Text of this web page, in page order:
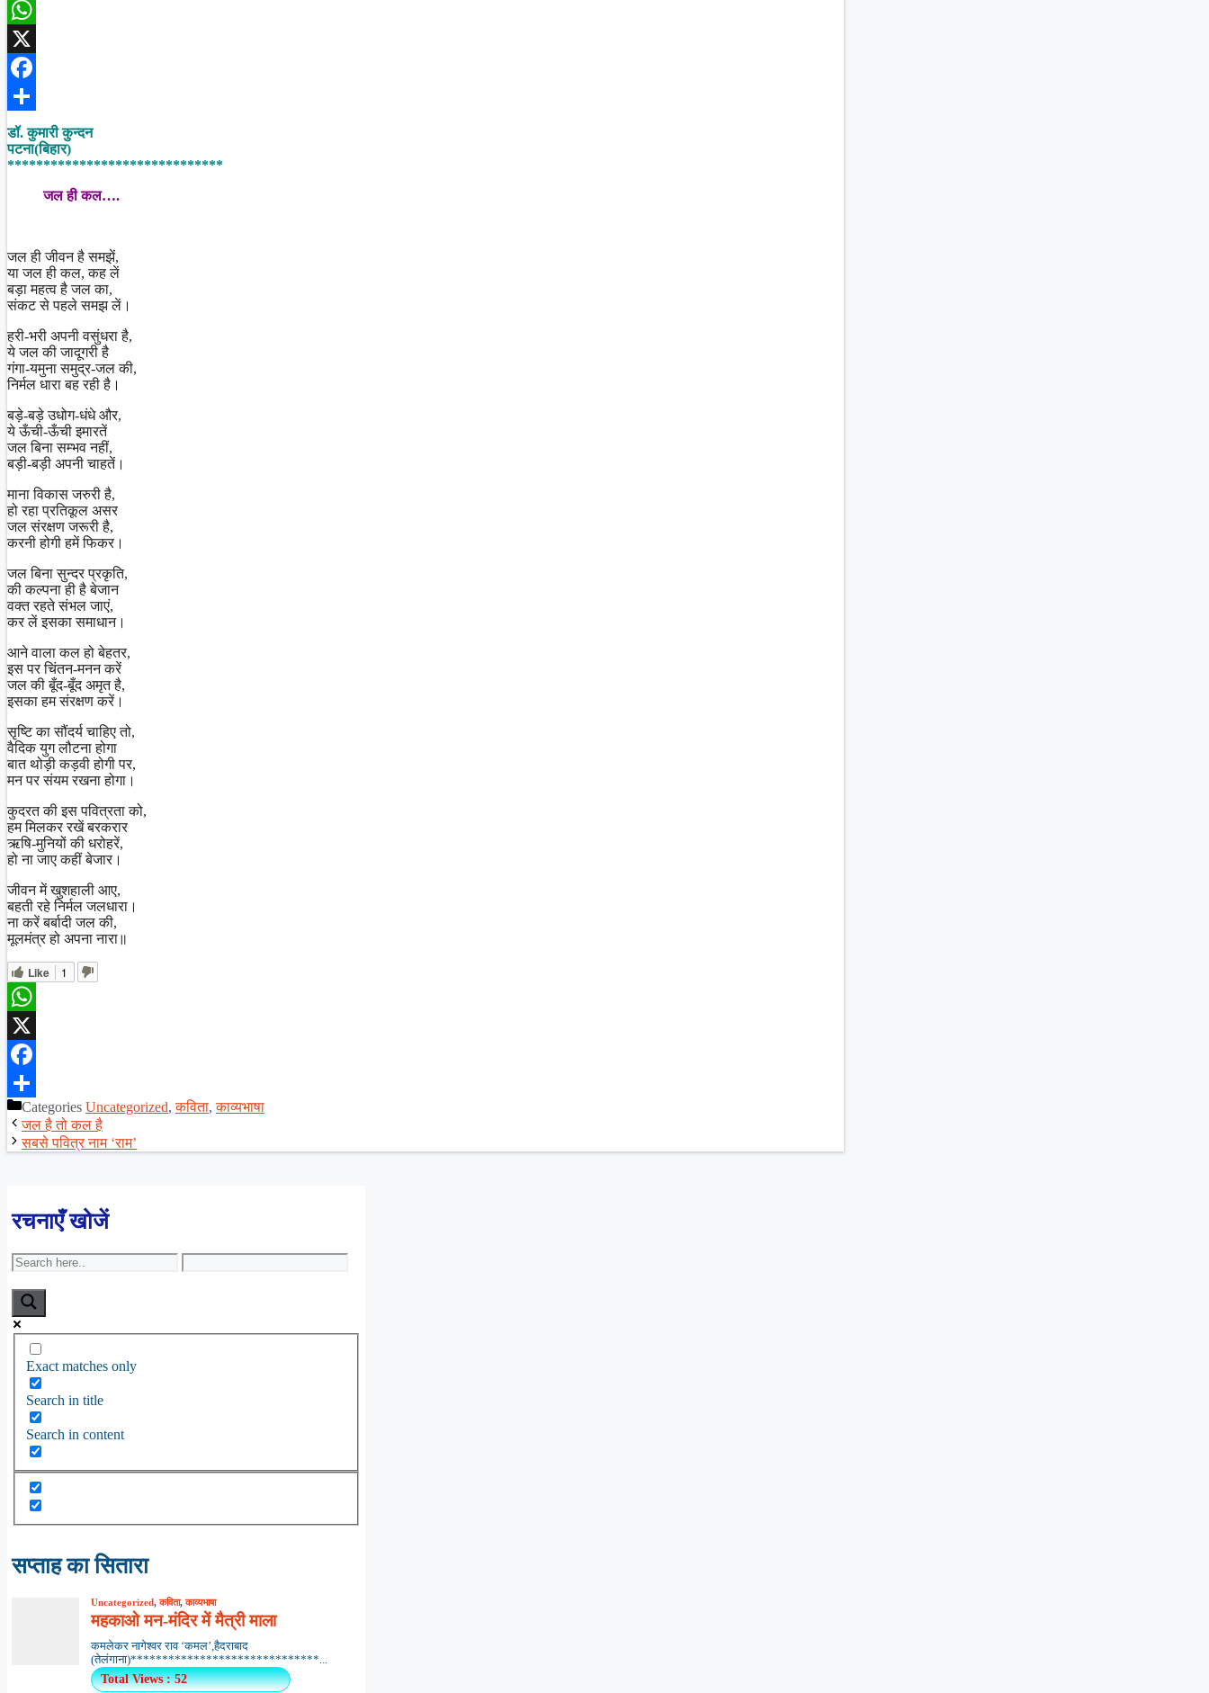
WhatsApp
X
Facebook
Share
डॉ. कुमारी कुन्दन
पटना(बिहार)
******************************
जल ही कल….
जल ही जीवन है समझें,
या जल ही कल, कह लें
बड़ा महत्व है जल का,
संकट से पहले समझ लें।
हरी-भरी अपनी वसुंधरा है,
ये जल की जादूगरी है
गंगा-यमुना समुद्र-जल की,
निर्मल धारा बह रही है।
बड़े-बड़े उधोग-धंधे और,
ये ऊँची-ऊँची इमारतें
जल बिना सम्भव नहीं,
बड़ी-बड़ी अपनी चाहतें।
माना विकास जरुरी है,
हो रहा प्रतिकूल असर
जल संरक्षण जरूरी है,
करनी होगी हमें फिकर।
जल बिना सुन्दर प्रकृति,
की कल्पना ही है बेजान
वक्त रहते संभल जाएं,
कर लें इसका समाधान।
आने वाला कल हो बेहतर,
इस पर चिंतन-मनन करें
जल की बूँद-बूँद अमृत है,
इसका हम संरक्षण करें।
सृष्टि का सौंदर्य चाहिए तो,
वैदिक युग लौटना होगा
बात थोड़ी कड़वी होगी पर,
मन पर संयम रखना होगा।
कुदरत की इस पवित्रता को,
हम मिलकर रखें बरकरार
ऋषि-मुनियों की धरोहरें,
हो ना जाए कहीं बेजार।
जीवन में खुशहाली आए,
बहती रहे निर्मल जलधारा।
ना करें बर्बादी जल की,
मूलमंत्र हो अपना नारा॥
Like 1
WhatsApp
X
Facebook
ShareCategories Uncategorized,कविता,काव्यभाषा
जल है तो कल है
सबसे पवित्र नाम ‘राम’
रचनाएँ खोजें
Exact matches only
Search in title
Search in content
सप्ताह का सितारा
Uncategorized,कविता,काव्यभाषा
महकाओ मन-मंदिर में मैत्री माला
कमलेकर नागेश्वर राव ‘कमल’,हैदराबाद
(तेलंगाना)******************************...
Total Views : 52